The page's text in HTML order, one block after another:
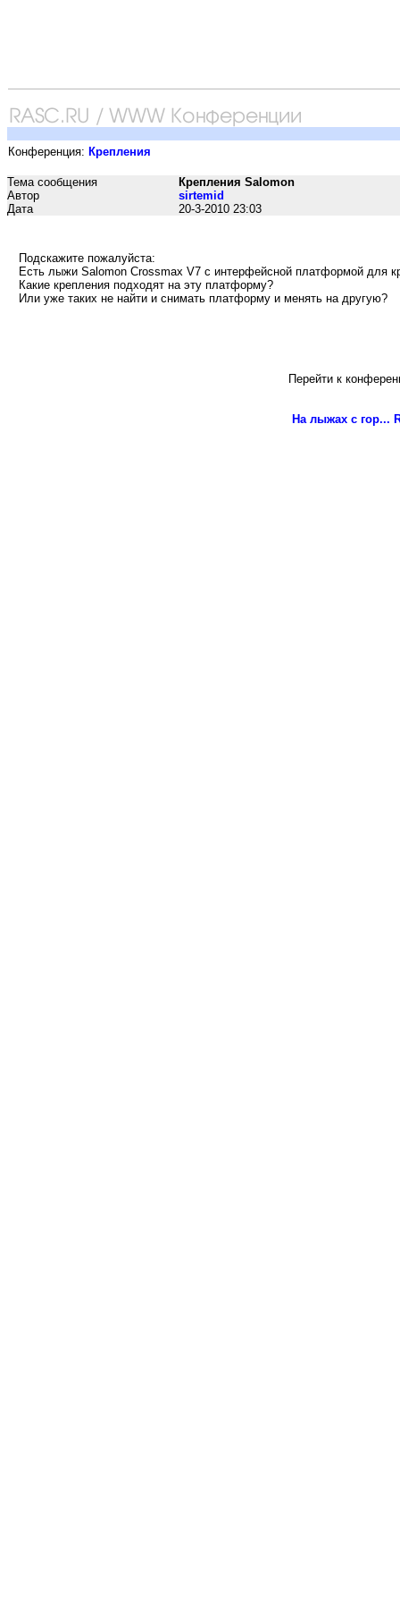
Конференция: Крепления
Тема сообщения
Крепления Salomon
Автор
sirtemid
Дата
20-3-2010 23:03
Подскажите пожалуйста:
Есть лыжи Salomon Crossmax V7 с интерфейсной платформой для
Какие крепления подходят на эту платформу?
Или уже таких не найти и снимать платформу и менять на другую?
Перейти к
На лыжах с гор...